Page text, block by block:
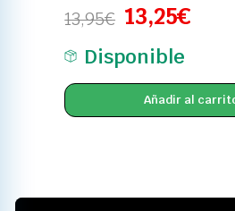
13,95€ 13,25€
Disponible
Añadir al